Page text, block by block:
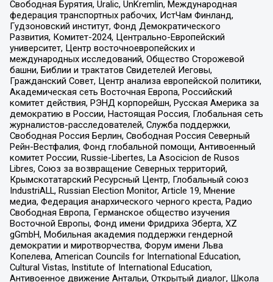
Свободная Бурятия, Uralic, UnKremlin, Международная
федерация транспортных рабочих, ИстЧам Финланд,
Гудзоновский институт, Фонд Демократического
Развития, Комитет-2024, Центрально-Европейский
университет, Центр восточноевропейских и
международных исследований, Общество Сторожевой
башни, Библии и трактатов Свидетелей Иеговы,
Гражданский Совет, Центр анализа европейской политики,
Академическая сеть Восточная Европа, Российский
комитет действия, РЭНД корпорейшн, Русская Америка за
демократию в России, Настоящая Россия, Глобальная сеть
журналистов-расследователей, Служба поддержки,
Свободная Россия Берлин, Свободная Россия Северный
Рейн-Вестфалия, Фонд глобальной помощи, Антивоенный
комитет России, Russie-Libertes, La Asocicion de Rusos
Libres, Союз за возвращение Северных территорий,
Крымскотатарский Ресурсный Центр, Глобальный союз
IndustriALL, Russian Election Monitor, Article 19, Мнение
медиа, Федерация анархического черного креста, Радио
Свободная Европа, Германское общество изучения
Восточной Европы, Фонд имени Фридриха Эберта, XZ
gGmbH, Мобильная академия поддержки гендерной
демократии и миротворчества, Форум имени Льва
Копелева, American Councils for International Education,
Cultural Vistas, Institute of International Education,
Антивоенное движение Антальи, Открытый диалог, Школа